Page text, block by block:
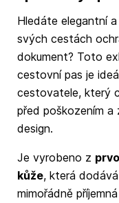
Hledáte elegantní
svých cestách
dokument? Toto
cestovní pas je
cestovatele, který
před poškozením
design.
Je vyrobeno z
kůže, která
mimořádně